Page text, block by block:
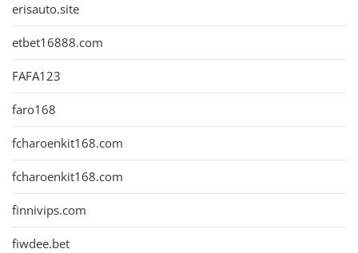
erisauto.site
etbet16888.com
FAFA123
faro168
fcharoenkit168.com
fcharoenkit168.com
finnivips.com
fiwdee.bet